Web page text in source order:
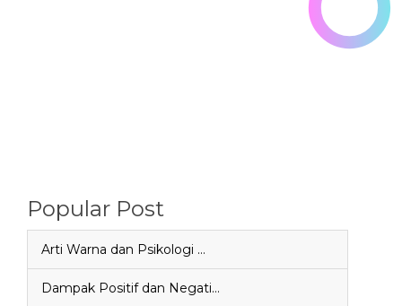
Popular Post
Arti Warna dan Psikologi …
Dampak Positif dan Negati…